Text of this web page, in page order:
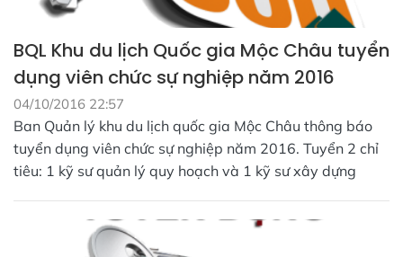
BQL Khu du lịch Quốc gia Mộc Châu tuyển
dụng viên chức sự nghiệp năm 2016
04/10/2016 22:57
Ban Quản lý khu du lịch quốc gia Mộc Châu thông báo
tuyển dụng viên chức sự nghiệp năm 2016. Tuyển 2 chỉ
tiêu: 1 kỹ sư quản lý quy hoạch và 1 kỹ sư xây dựng